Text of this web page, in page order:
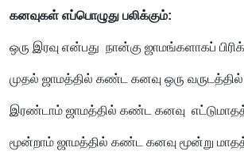
கனவுகள் எப்பொழுது பலிக்கும்:
ஒரு இரவு என்பது நான்கு ஜாமங்களாகப்
முதல் ஜாமத்தில் கண்ட கனவு ஒரு வருடத்தில்
இரண்டாம் ஜாமத்தில் கண்ட கனவு
மூன்றாம் ஜாமத்தில் கண்ட கனவு மூன்று